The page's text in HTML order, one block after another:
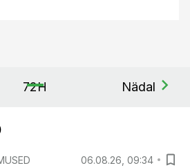
72H Nädal
06.08.26, 09:34